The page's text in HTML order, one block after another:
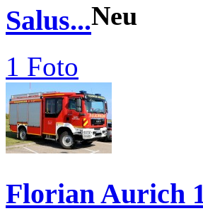
Salus...Neu
1 Foto
Florian Aurich